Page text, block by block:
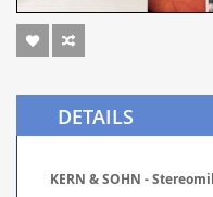
DETAILS
KERN & SOHN -